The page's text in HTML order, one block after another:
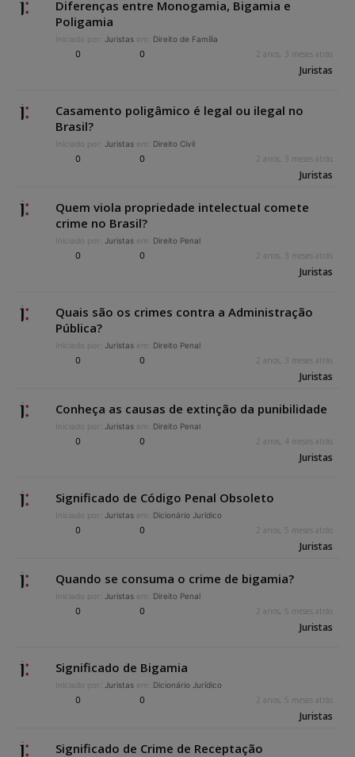
Diferenças entre Monogamia, Bigamia e
Poligamia
Iniciado por: Juristas em: Direito de Família
0 0 2 anos, 3 meses atrás
Juristas
Casamento poligâmico é legal ou ilegal no
Brasil?
Iniciado por: Juristas em: Direito Civil
0 0 2 anos, 3 meses atrás
Juristas
Quem viola propriedade intelectual comete
crime no Brasil?
Iniciado por: Juristas em: Direito Penal
0 0 2 anos, 3 meses atrás
Juristas
Quais são os crimes contra a Administração
Pública?
Iniciado por: Juristas em: Direito Penal
0 0 2 anos, 3 meses atrás
Juristas
Conheça as causas de extinção da punibilidade
Iniciado por: Juristas em: Direito Penal
0 0 2 anos, 4 meses atrás
Juristas
Significado de Código Penal Obsoleto
Iniciado por: Juristas em: Dicionário Jurídico
0 0 2 anos, 5 meses atrás
Juristas
Quando se consuma o crime de bigamia?
Iniciado por: Juristas em: Direito Penal
0 0 2 anos, 5 meses atrás
Juristas
Significado de Bigamia
Iniciado por: Juristas em: Dicionário Jurídico
0 0 2 anos, 5 meses atrás
Juristas
Significado de Crime de Receptação